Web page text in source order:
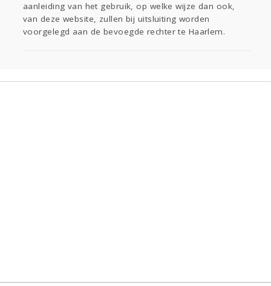
aanleiding van het gebruik, op welke wijze dan ook,
van deze website, zullen bij uitsluiting worden
voorgelegd aan de bevoegde rechter te Haarlem.